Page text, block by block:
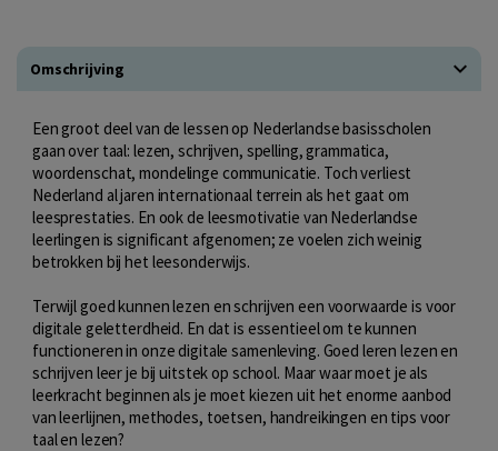
Omschrijving
Een groot deel van de lessen op Nederlandse basisscholen
gaan over taal: lezen, schrijven, spelling, grammatica,
woordenschat, mondelinge communicatie. Toch verliest
Nederland al jaren internationaal terrein als het gaat om
leesprestaties. En ook de leesmotivatie van Nederlandse
leerlingen is significant afgenomen; ze voelen zich weinig
betrokken bij het leesonderwijs.
Terwijl goed kunnen lezen en schrijven een voorwaarde is voor
digitale geletterdheid. En dat is essentieel om te kunnen
functioneren in onze digitale samenleving. Goed leren lezen en
schrijven leer je bij uitstek op school. Maar waar moet je als
leerkracht beginnen als je moet kiezen uit het enorme aanbod
van leerlijnen, methodes, toetsen, handreikingen en tips voor
taal en lezen?